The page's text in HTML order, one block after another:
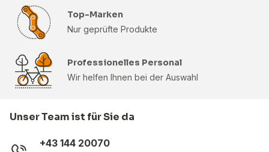
Top-Marken
Nur geprüfte Produkte
Professionelles Personal
Wir helfen Ihnen bei der Auswahl
Unser Team ist für Sie da
+43 144 20070